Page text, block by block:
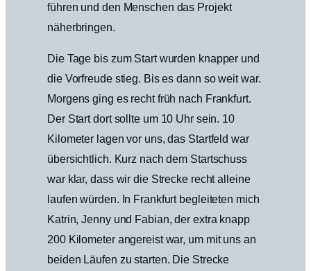
führen und den Menschen das Projekt
näherbringen.
Die Tage bis zum Start wurden knapper und
die Vorfreude stieg. Bis es dann so weit war.
Morgens ging es recht früh nach Frankfurt.
Der Start dort sollte um 10 Uhr sein. 10
Kilometer lagen vor uns, das Startfeld war
übersichtlich. Kurz nach dem Startschuss
war klar, dass wir die Strecke recht alleine
laufen würden. In Frankfurt begleiteten mich
Katrin, Jenny und Fabian, der extra knapp
200 Kilometer angereist war, um mit uns an
beiden Läufen zu starten. Die Strecke